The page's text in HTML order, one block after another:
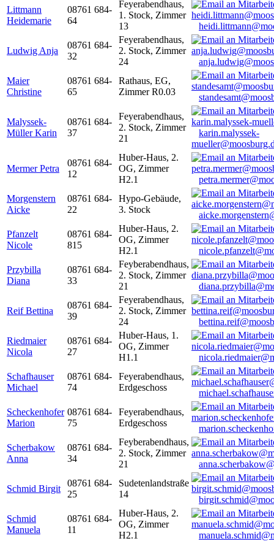
Littmann
Heidemarie
08761 684-
64
Feyerabendhaus,
1. Stock, Zimmer
13
Ludwig Anja
08761 684-
32
Feyerabendhaus,
2. Stock, Zimmer
24
Maier
Christine
08761 684-
65
Rathaus, EG,
Zimmer R0.03
Malyssek-
Müller Karin
08761 684-
37
Feyerabendhaus,
2. Stock, Zimmer
21
karin.malyssek-
Mermer Petra
08761 684-
12
Huber-Haus, 2.
OG, Zimmer
H2.1
Morgenstern
Aicke
08761 684-
22
Hypo-Gebäude,
3. Stock
Pfanzelt
Nicole
08761 684-
815
Huber-Haus, 2.
OG, Zimmer
H2.1
Przybilla
Diana
08761 684-
33
Feyberabendhaus,
2. Stock, Zimmer
21
Reif Bettina
08761 684-
39
Feyerabendhaus,
2. Stock, Zimmer
24
Riedmaier
Nicola
08761 684-
27
Huber-Haus, 1.
OG, Zimmer
H1.1
Schafhauser
Michael
08761 684-
74
Feyerabendhaus,
Erdgeschoss
Scheckenhofer
Marion
08761 684-
75
Feyerabendhaus,
Erdgeschoss
Scherbakow
Anna
08761 684-
34
Feyberabendhaus,
2. Stock, Zimmer
21
Schmid Birgit
08761 684-
25
Sudetenlandstraße
14
Schmid
Manuela
08761 684-
11
Huber-Haus, 2.
OG, Zimmer
H2.1